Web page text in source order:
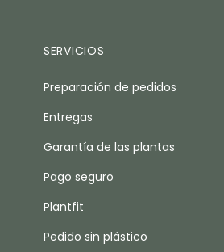
SERVICIOS
Preparación de pedidos
Entregas
Garantía de las plantas
Pago seguro
Plantfit
Pedido sin plástico